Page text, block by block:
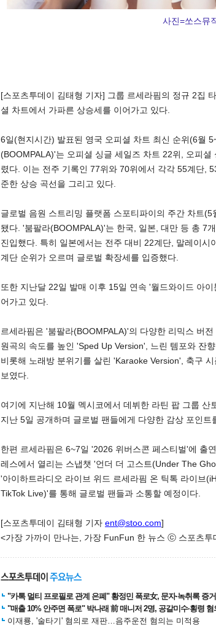
스북 터 공 공유 버블
달기
사진=쏘스뮤
[스포츠투데이 김태형 기자] 그룹 르세라핌의 정규 2집
셜 차트에서 가파른 상승세를 이어가고 있다.
6일(현지시간) 발표된 영국 오피셜 차트 최신 순위(6월
(BOOMPALA)'는 오피셜 싱글 세일즈 차트 22위, 오피
렸다. 이는 전주 기록인 77위와 70위에서 각각 55계단,
준한 상승 곡선을 그리고 있다.
글로벌 음원 스트리밍 플랫폼 스포티파이의 주간 차트
됐다. '붐팔라(BOOMPALA)'는 한국, 일본, 대만 등 총 7
진입했다. 특히 일본에서는 전주 대비 22계단, 말레이
계단 순위가 오르며 글로벌 확장세를 입증했다.
또한 지난달 22일 발매 이후 15일 연속 '월드와이드 아
어가고 있다.
르세라핌은 '붐팔라(BOOMPALA)'의 다양한 리믹스 버
원곡의 속도를 높인 'Sped Up Version', 느린 템포와 잔
비롯해 노래방 분위기를 살린 'Karaoke Version', 축구
보였다.
여기에 지난해 10월 멕시코에서 데뷔한 라틴 팝 그룹 산
지난 5일 공개하며 글로벌 팬들에게 다양한 감상 포인트
한편 르세라핌은 6~7일 '2026 위버스콘 페스티벌'에 출
레스에서 열리는 스냅챗 '언더 더 고스트(Under The
'아이하트라디오 라이브 위드 르세라핌 온 틱톡 라이브
TikTok Live)'를 통해 글로벌 팬들과 소통할 예정이다.
[스포츠투데이 김태형 기자 ent@stoo.com]
<가장 가까이 만나는, 가장 FunFun 한 뉴스 ⓒ 스포츠투
"카톡 멀티 프로필로 관계 은폐" 황정민 폭로女, 문자·녹취록 증
"매출 10% 안주면 폭로" 박나래 前 매니저 2명, 공갈미수·횡령 혐
이재룡, '술타기' 혐의로 재판…음주운전 혐의는 미적용